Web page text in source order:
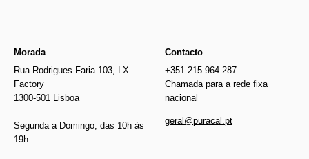
Morada
Rua Rodrigues Faria 103, LX
Factory
1300-501 Lisboa
Segunda a Domingo, das 10h às
19h
Contacto
+351 215 964 287
Chamada para a rede fixa
nacional
geral@puracal.pt